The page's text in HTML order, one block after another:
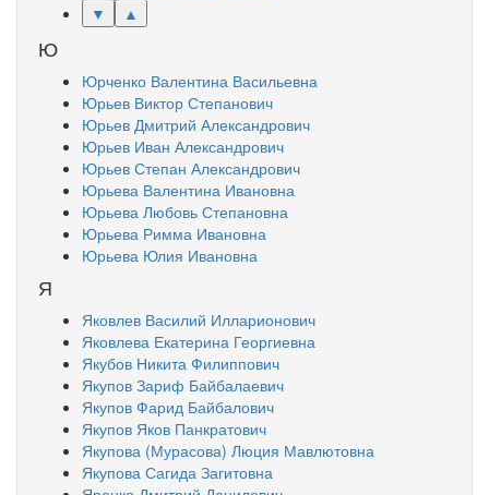
▼
▲
Ю
Юрченко Валентина Васильевна
Юрьев Виктор Степанович
Юрьев Дмитрий Александрович
Юрьев Иван Александрович
Юрьев Степан Александрович
Юрьева Валентина Ивановна
Юрьева Любовь Степановна
Юрьева Римма Ивановна
Юрьева Юлия Ивановна
Я
Яковлев Василий Илларионович
Яковлева Екатерина Георгиевна
Якубов Никита Филиппович
Якупов Зариф Байбалаевич
Якупов Фарид Байбалович
Якупов Яков Панкратович
Якупова (Мурасова) Люция Мавлютовна
Якупова Сагида Загитовна